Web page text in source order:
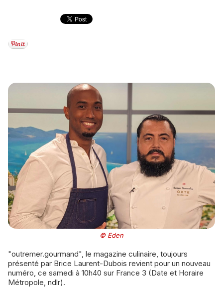
© Eden
"outremer.gourmand", le magazine culinaire, toujours
présenté par Brice Laurent-Dubois revient pour un nouveau
numéro, ce samedi à 10h40 sur France 3 (Date et Horaire
Métropole, ndlr).